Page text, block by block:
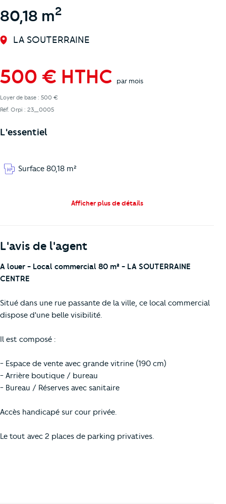
80,18 m2
LA SOUTERRAINE
500 € HTHC par mois
Loyer de base : 500 €
Réf. Orpi : 23_0005
L'essentiel
Surface 80,18 m²
Afficher plus de détails
L'avis de l'agent
A louer - Local commercial 80 m² - LA SOUTERRAINE
CENTRE
Situé dans une rue passante de la ville, ce local commercial
dispose d'une belle visibilité.
Il est composé :
- Espace de vente avec grande vitrine (190 cm)
- Arrière boutique / bureau
- Bureau / Réserves avec sanitaire
Accès handicapé sur cour privée.
Le tout avec 2 places de parking privatives.